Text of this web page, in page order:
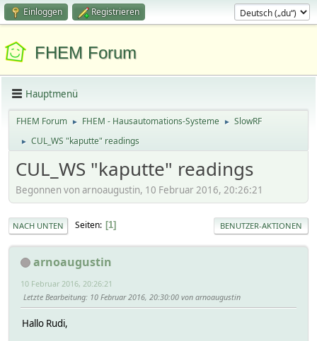
Einloggen Registrieren
FHEM Forum
Hauptmenü
FHEM Forum ► FHEM - Hausautomations-Systeme ► SlowRF
► CUL_WS "kaputte" readings
CUL_WS "kaputte" readings
Begonnen von arnoaugustin, 10 Februar 2016, 20:26:21
NACH UNTEN Seiten 1 BENUTZER-AKTIONEN
arnoaugustin
10 Februar 2016, 20:26:21
Letzte Bearbeitung: 10 Februar 2016, 20:30:00 von arnoaugustin
Hallo Rudi,